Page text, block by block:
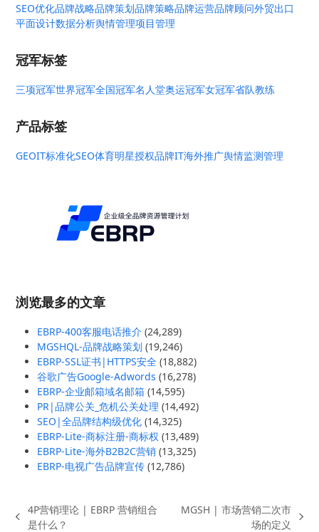
SEO优化品牌战略品牌策划品牌策略品牌运营品牌顾问外贸出口
平面设计数据分析舆情管理项目管理
冠军标签
三项冠军世界冠军全国冠军名人堂奥运冠军女冠军省队教练
产品标签
GEOIT标准化SEO体育明星授权品牌IT海外推广舆情监测管理
浏览最多的文章
EBRP-400客服电话推介 (24,289)
MGSHQL-品牌战略策划 (19,246)
EBRP-SSL证书|HTTPS安全 (18,882)
谷歌广告Google-Adwords (16,278)
EBRP-企业邮箱域名邮箱 (14,595)
PR|品牌公关_危机公关处理 (14,492)
SEO|全品牌结构级优化 (14,325)
EBRP-Lite-商标注册-商标权 (13,489)
EBRP-Lite-海外B2B2C营销 (13,325)
EBRP-电视广告品牌宣传 (12,786)
previous
4P营销理论 | EBRP 营销组合
是什么？
MGSH | 市场营销二次市
场的定义